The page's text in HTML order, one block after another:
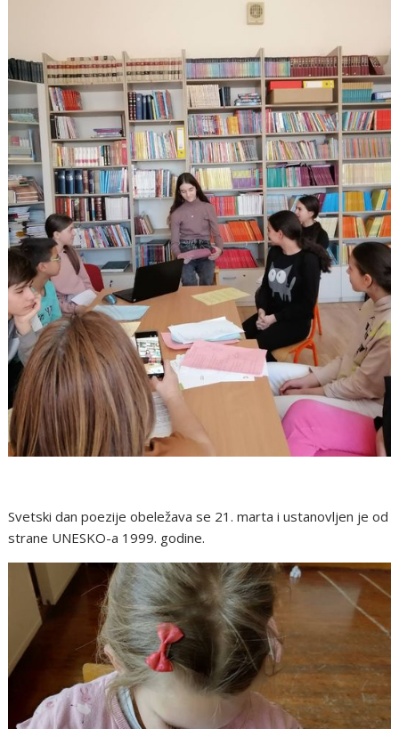
Svetski dan poezije obeležava se 21. marta i ustanovljen je od
strane UNESKO-a 1999. godine.